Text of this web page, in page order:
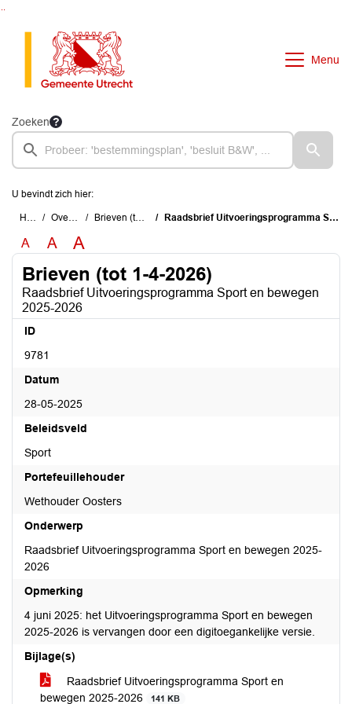
Menu
Zoeken
U bevindt zich hier:
Home Overzichten Brieven (tot 1-4-2026) Raadsbrief Uitvoeringsprogramma Sport en bewegen 2025-2026
A A A
Brieven (tot 1-4-2026)
Raadsbrief Uitvoeringsprogramma Sport en bewegen
2025-2026
ID
9781
Datum
28-05-2025
Beleidsveld
Sport
Portefeuillehouder
Wethouder Oosters
Onderwerp
Raadsbrief Uitvoeringsprogramma Sport en bewegen 2025-
2026
Opmerking
4 juni 2025: het Uitvoeringsprogramma Sport en bewegen
2025-2026 is vervangen door een digitoegankelijke versie.
Bijlage(s)
Raadsbrief Uitvoeringsprogramma Sport en
bewegen 2025-2026
141 KB